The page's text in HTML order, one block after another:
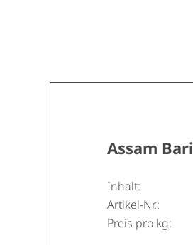
Assam Bari
Inhalt:
Artikel-Nr.:
Preis pro kg: